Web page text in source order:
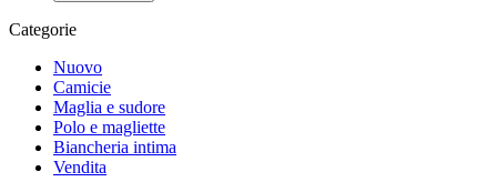
Categorie
Nuovo
Camicie
Maglia e sudore
Polo e magliette
Biancheria intima
Vendita